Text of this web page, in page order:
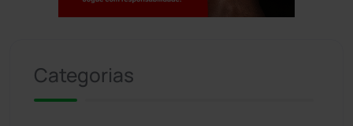
Categorias